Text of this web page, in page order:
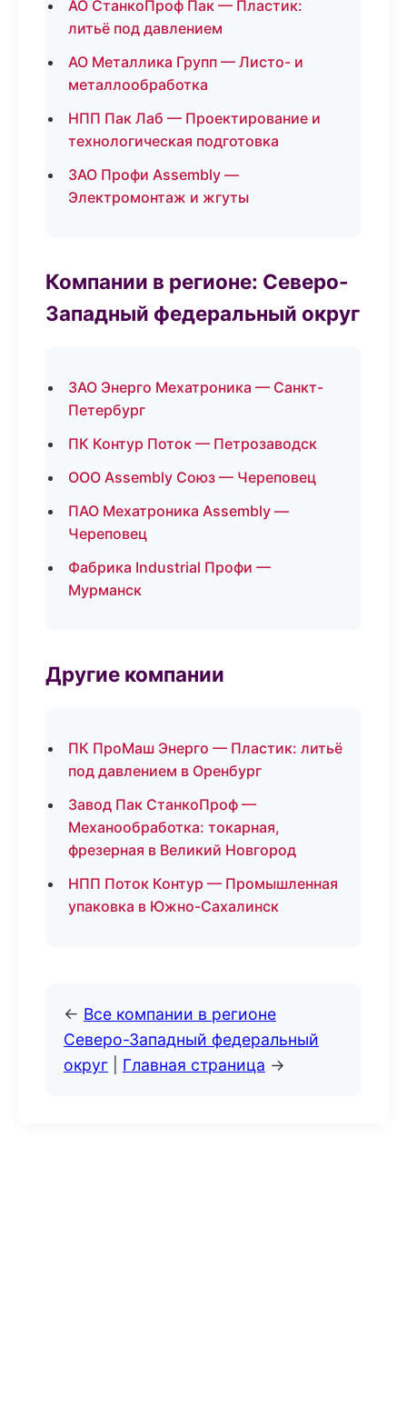
АО СтанкоПроф Пак — Пластик:
литьё под давлением
АО Металлика Групп — Листо- и
металлообработка
НПП Пак Лаб — Проектирование и
технологическая подготовка
ЗАО Профи Assembly —
Электромонтаж и жгуты
Компании в регионе: Северо-
Западный федеральный округ
ЗАО Энерго Мехатроника — Санкт-
Петербург
ПК Контур Поток — Петрозаводск
ООО Assembly Союз — Череповец
ПАО Мехатроника Assembly —
Череповец
Фабрика Industrial Профи —
Мурманск
Другие компании
ПК ПроМаш Энерго — Пластик: литьё
под давлением в Оренбург
Завод Пак СтанкоПроф —
Механообработка: токарная,
фрезерная в Великий Новгород
НПП Поток Контур — Промышленная
упаковка в Южно-Сахалинск
← Все компании в регионе
Северо-Западный федеральный
округ
Главная страница →